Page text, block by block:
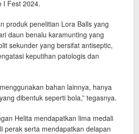
I Fest 2024.
produk penelitian Lora Balls yang
daun benalu karamunting yang
sekunder yang bersifat antiseptic,
keputihan patologis dan
bahan lainnya, hanya
dibentuk seperti bola,” tegasnya.
Helita mendapatkan lima medali
perak serta mendapatkan delapan